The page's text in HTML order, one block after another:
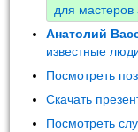
для мастеров
Анатолий
известные
Посмотреть
Скачать
Посмотреть